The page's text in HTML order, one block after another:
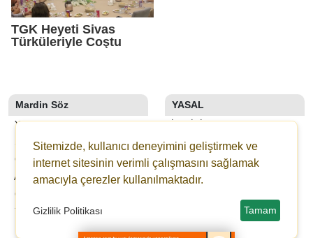
TGK Heyeti Sivas
Türküleriyle Coştu
Mardin Söz
YAZARLAR
SON DAKİKA
GALERİLER
ANKETLER
GAZETELER
YOL TARIFI
YASAL
İLETIŞIM
KÜNYE
YAYIN İLKELERI
KURALLAR
KULLANICI SÖZLEŞMESI
VERI POLITIKASI
Sitemizde, kullanıcı deneyimini geliştirmek ve
internet sitesinin verimli çalışmasını sağlamak
amacıyla çerezler kullanılmaktadır.
Gizlilik Politikası Tamam